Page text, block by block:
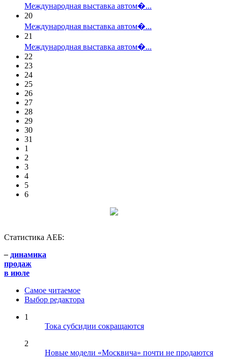
Международная выставка автом�...
20
Международная выставка автом�...
21
Международная выставка автом�...
22
23
24
25
26
27
28
29
30
31
1
2
3
4
5
6
Статистика АЕБ:
– динамика
продаж
в июле
Самое читаемое
Выбор редактора
1
Тока субсидии сокращаются
2
Новые модели «Москвича» почти не продаются